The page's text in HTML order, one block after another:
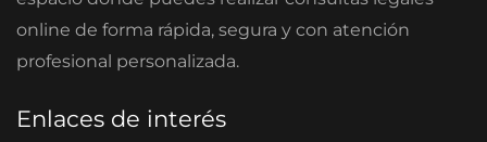
online de forma rápida, segura y con atención
profesional personalizada.
Enlaces de interés